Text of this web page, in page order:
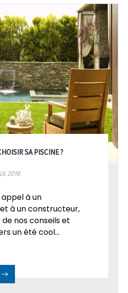
SA PISCINE ?
2018
à un
à un constructeur,
nos conseils et
un été cool...